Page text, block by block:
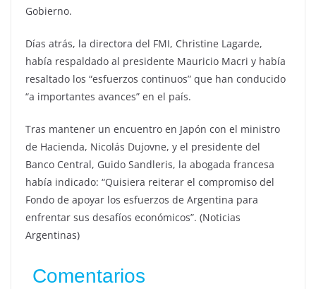
Gobierno.
Días atrás, la directora del FMI, Christine Lagarde,
había respaldado al presidente Mauricio Macri y había
resaltado los “esfuerzos continuos” que han conducido
“a importantes avances” en el país.
Tras mantener un encuentro en Japón con el ministro
de Hacienda, Nicolás Dujovne, y el presidente del
Banco Central, Guido Sandleris, la abogada francesa
había indicado: “Quisiera reiterar el compromiso del
Fondo de apoyar los esfuerzos de Argentina para
enfrentar sus desafíos económicos”. (Noticias
Argentinas)
Comentarios